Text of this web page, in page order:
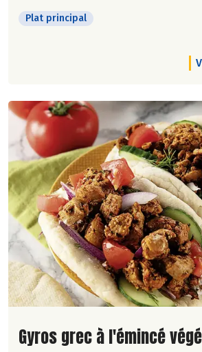
Plat principal
Lire la suite de la recette
Gyros grec à l'émincé